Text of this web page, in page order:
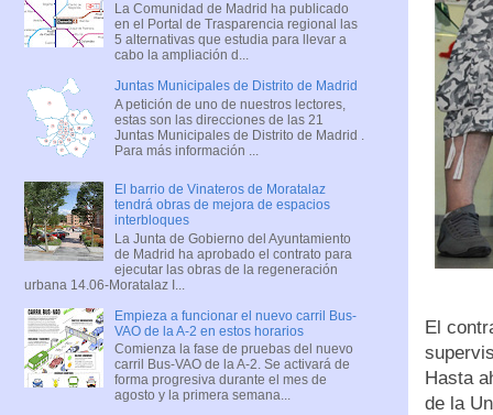
El
Hasta
de la
La Comunidad de Madrid ha publicado
en el Portal de Trasparencia regional las
5 alternativas que estudia para llevar a
cabo la ampliación d...
Juntas Municipales de Distrito de Madrid
A petición de uno de nuestros lectores,
estas son las direcciones de las 21
Juntas Municipales de Distrito de Madrid .
Para más información ...
El barrio de Vinateros de Moratalaz
tendrá obras de mejora de espacios
interbloques
La Junta de Gobierno del Ayuntamiento
de Madrid ha aprobado el contrato para
ejecutar las obras de la regeneración
urbana 14.06-Moratalaz I...
Empieza a funcionar el nuevo carril Bus-
VAO de la A-2 en estos horarios
Comienza la fase de pruebas del nuevo
carril Bus-VAO de la A-2. Se activará de
forma progresiva durante el mes de
agosto y la primera semana...